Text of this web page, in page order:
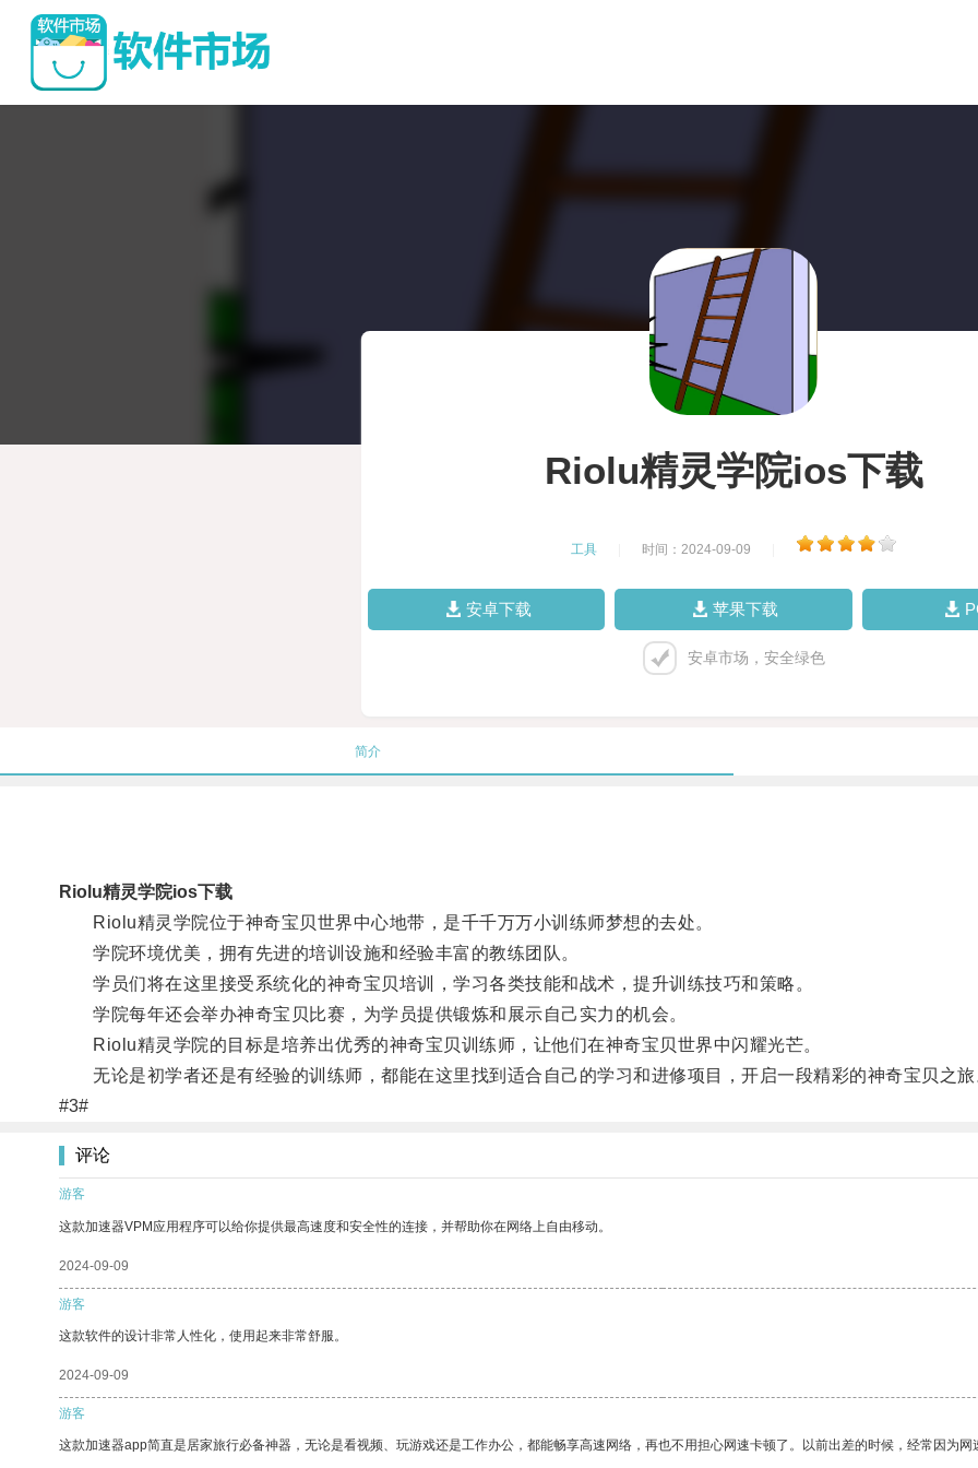
Riolu精灵学院ios下载
工具 时间：2024-09-09
安卓下载 苹果下载
安卓市场，安全绿色
简介
Riolu精灵学院ios下载
Riolu精灵学院位于神奇宝贝世界中心地带，是千千万万小训练师梦想的去处。
学院环境优美，拥有先进的培训设施和经验丰富的教练团队。
学员们将在这里接受系统化的神奇宝贝培训，学习各类技能和战术，提升训练技巧和策略。
学院每年还会举办神奇宝贝比赛，为学员提供锻炼和展示自己实力的机会。
Riolu精灵学院的目标是培养出优秀的神奇宝贝训练师，让他们在神奇宝贝世界中闪耀光芒。
无论是初学者还是有经验的训练师，都能在这里找到适合自己的学习和进修项目，开启一段精彩的神奇宝贝之旅
#3#
评论
游客
这款加速器VPM应用程序可以给你提供最高速度和安全性的连接，并帮助你在网络上自由移动。
2024-09-09
游客
这款软件的设计非常人性化，使用起来非常舒服。
2024-09-09
游客
这款加速器app简直是居家旅行必备神器，无论是看视频、玩游戏还是工作办公，都能畅享高速网络，再也不用担心网速卡顿了。以前出差的时候，经常因为